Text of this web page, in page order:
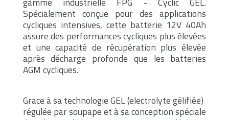
Spécialement conçue pour des applications
cycliques intensives, cette batterie 12V 40Ah
assure des performances cycliques plus élevées
et une capacité de récupération plus élevée
après décharge profonde que les batteries
AGM cycliques.
Grace à sa technologie GEL (electrolyte gélifiée)
régulée par soupape et à sa conception spéciale